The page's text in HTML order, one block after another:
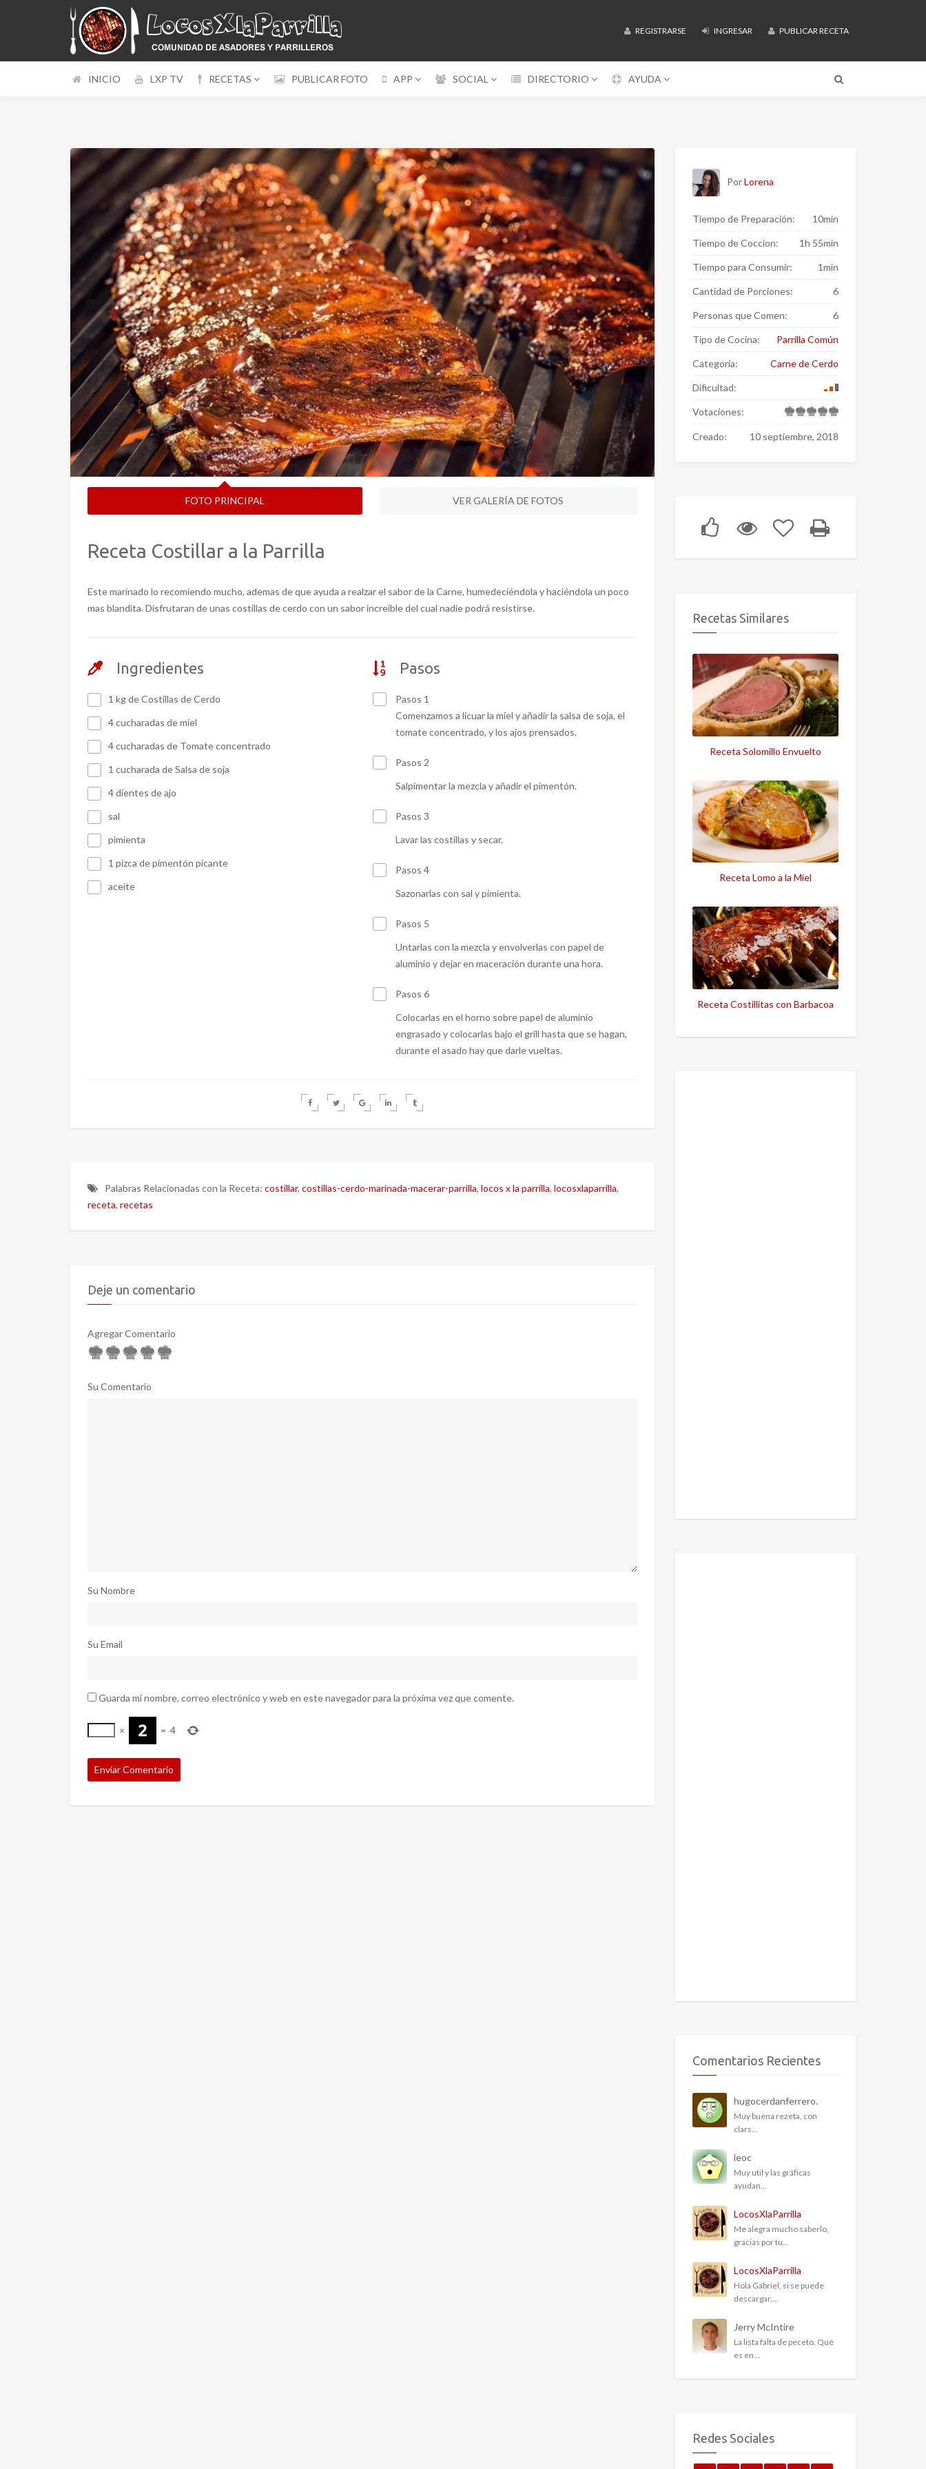
REGISTRARSE INGRESAR PUBLICAR RECETA
INICIO LXP TV RECETAS PUBLICAR FOTO APP SOCIAL DIRECTORIO AYUDA
FOTO PRINCIPAL VER GALERÍA DE FOTOS
Receta Costillar a la Parrilla
Este marinado lo recomiendo mucho, ademas de que ayuda a realzar el sabor de la Carne, humedeciéndola y haciéndola un poco
mas blandita. Disfrutaran de unas costillas de cerdo con un sabor increíble del cual nadie podrá resistirse.
Ingredientes
1 kg de Costillas de Cerdo
4 cucharadas de miel
4 cucharadas de Tomate concentrado
1 cucharada de Salsa de soja
4 dientes de ajo
sal
pimienta
1 pizca de pimentón picante
aceite
Pasos
Pasos 1
Comenzamos a licuar la miel y añadir la salsa de soja, el
tomate concentrado, y los ajos prensados.
Pasos 2
Salpimentar la mezcla y añadir el pimentón.
Pasos 3
Lavar las costillas y secar.
Pasos 4
Sazonarlas con sal y pimienta.
Pasos 5
Untarlas con la mezcla y envolverlas con papel de
aluminio y dejar en maceración durante una hora.
Pasos 6
Colocarlas en el horno sobre papel de aluminio
engrasado y colocarlas bajo el grill hasta que se hagan,
durante el asado hay que darle vueltas.
Palabras Relacionadas con la Receta: costillar, costillas-cerdo-marinada-macerar-parrilla, locos x la parrilla, locosxlaparrilla,
receta, recetas
Deje un comentario
Agregar Comentario
Su Comentario
Su Nombre
Su Email
Guarda mi nombre, correo electrónico y web en este navegador para la próxima vez que comente.
× = 4
PorLorena
Tiempo de Preparación: 10min
Tiempo de Coccion: 1h 55min
Tiempo para Consumir: 1min
Cantidad de Porciones: 6
Personas que Comen: 6
Tipo de Cocina: Parrilla Común
Categoría: Carne de Cerdo
Dificultad:
Votaciones:
Creado: 10 septiembre, 2018
Recetas Similares
Receta Solomillo Envuelto
Receta Lomo a la Miel
Receta Costillitas con Barbacoa
Comentarios Recientes
hugocerdanferrero.
Muy buena rezeta, con
clars...
leoc
Muy util y las gráficas
ayudan...
LocosXlaParrilla
Me alegra mucho saberlo,
gracias por tu...
LocosXlaParrilla
Hola Gabriel, si se puede
descargar,...
Jerry McIntire
La lista falta de peceto. Qué
es en...
Redes Sociales